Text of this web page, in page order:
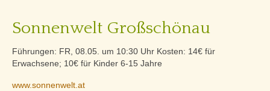
Sonnenwelt Großschönau
Führungen: FR, 08.05. um 10:30 Uhr Kosten: 14€ für
Erwachsene; 10€ für Kinder 6-15 Jahre
www.sonnenwelt.at